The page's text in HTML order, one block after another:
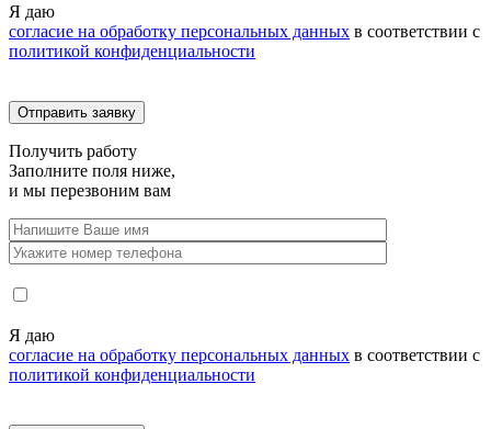
Я даю
согласие на обработку персональных данных в соответствии с
политикой конфиденциальности
Получить работу
Заполните поля ниже,
и мы перезвоним вам
Я даю
согласие на обработку персональных данных в соответствии с
политикой конфиденциальности